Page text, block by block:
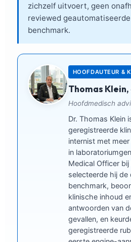
zichzelf uitvoert, geen
reviewed
benchmark.
HOOFDAUTEUR &
Thomas
Hoofdmedisch
Dr. Thomas Klein
geregistreerde
internist met
in
Medical Officer bij
selecteerde hij
benchmark,
klinische inhoud
antwoorden van
gevallen, en
geregistreerde